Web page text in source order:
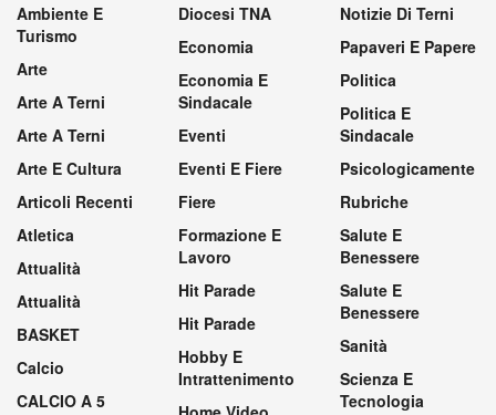
Ambiente E
Turismo
Arte
Arte A Terni
Arte A Terni
Arte E Cultura
Articoli Recenti
Atletica
Attualità
Attualità
BASKET
Calcio
CALCIO A 5
Diocesi TNA
Economia
Economia E
Sindacale
Eventi
Eventi E Fiere
Fiere
Formazione E
Lavoro
Hit Parade
Hit Parade
Hobby E
Intrattenimento
Notizie Di Terni
Papaveri E Papere
Politica
Politica E
Sindacale
Psicologicamente
Rubriche
Salute E
Benessere
Salute E
Benessere
Sanità
Scienza E
Tecnologia